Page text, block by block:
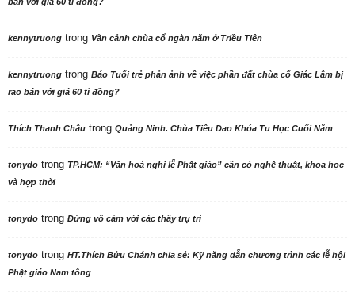
kennytruong trong Vãn cảnh chùa cổ ngàn năm ở Triều Tiên
kennytruong trong Báo Tuổi trẻ phản ảnh về việc phần đất chùa cổ Giác Lâm bị
rao bán với giá 60 tỉ đồng?
Thích Thanh Châu trong Quảng Ninh. Chùa Tiêu Dao Khóa Tu Học Cuối Năm
tonydo trong TP.HCM: “Văn hoá nghi lễ Phật giáo” cần có nghệ thuật, khoa học
và hợp thời
tonydo trong Đừng vô cảm với các thầy trụ trì
tonydo trong HT.Thích Bửu Chánh chia sẻ: Kỹ năng dẫn chương trình các lễ hội
Phật giáo Nam tông